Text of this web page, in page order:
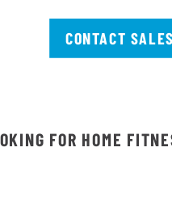
CONTACT
FOR HOME